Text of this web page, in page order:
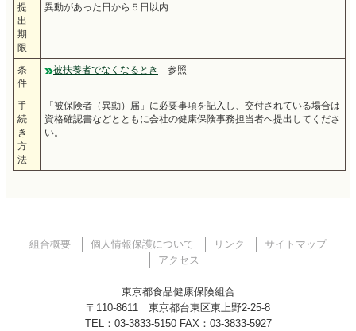
提
出
期
限
異動があった日から５日以内
条
件
被扶養者でなくなるとき 参照
手
続
き
方
法
「被保険者（異動）届」に必要事項を記入し、交付されている場合は
資格確認書などとともに会社の健康保険事務担当者へ提出してくださ
い。
組合概要 個人情報保護について リンク
サイトマップ
アクセス
東京都食品健康保険組合
〒110-8611 東京都台東区東上野2-25-8
TEL：03-3833-5150 FAX：03-3833-5927